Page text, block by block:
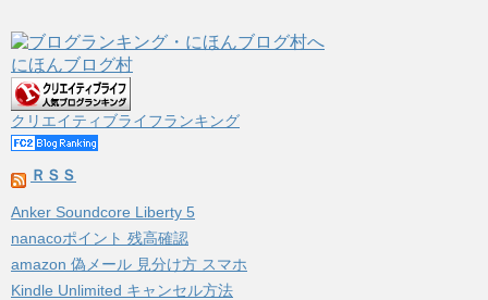
にほんブログ村
クリエイティブライフランキング
ＲＳＳ
Anker Soundcore Liberty 5
nanacoポイント 残高確認
amazon 偽メール 見分け方 スマホ
Kindle Unlimited キャンセル方法